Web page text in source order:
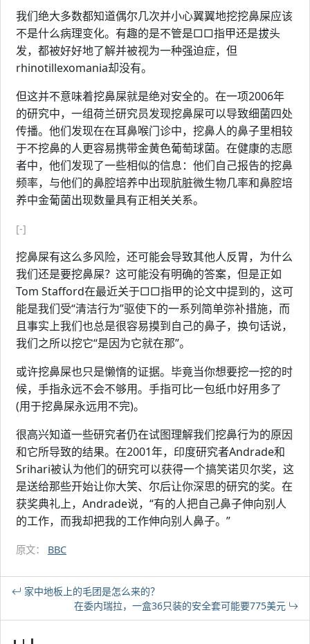
我们绝大多数都知道偶尔几次并小心翼翼地挖挖鼻屎应该
不是什么病理变化。有趣的是不管是□□指甲还是拔头
发，都被好好地了解并被视为一种强迫症，但
rhinotillexomania却没有。
但这并不意味着挖鼻屎就是绝对安全的。在一项2006年
的研究中，一组荷兰研究员发现挖鼻屎可以导致细菌四处
传播。他们发现在在耳鼻喉门诊中，挖鼻人的鼻子里相较
于不挖鼻的人更容易携带金黄色葡萄球菌。在健康的志愿
者中，他们发现了一些相似的信息：他们自己报告的挖鼻
频率，与他们的鼻腔培养中出现肮脏微生物几率和鼻腔培
养中金葡菌出现数量具有正相关关系。
[-]
挖鼻屎有这么多风险，还可能会导致其他人反胃，为什么
我们还是要挖鼻屎？这可能没有明确的答案，但是正如
Tom Stafford在最近关于□□指甲的论文中提到的，这可
能是我们受“清洁行为”驱使下的一系列简单弥补措施，而
且事实上我们也总是很容易摸到自己的鼻子，换句话说，
我们之所以挖它“是因为它就在那”。
或许挖鼻屎也只是懒惰的证据。毕竟当你想要挖一挖的时
候，手指永远不会不够用。手指可比一包纸巾好用多了
(用于挖鼻屎永远用不完)。
很高兴知道一些研究者仍在试图理解我们挖鼻行为的原因
和它所导致的结果。在2001年，印度研究者Andrade和
Srihari被认为他们的研究可以获得一个搞笑诺贝尔奖，这
是送给那些开始让你大笑、尔后让你深思的研究的奖。在
获奖典礼上，Andrade说，“有的人把自己鼻子伸向别人
的工作，而我却把我的工作伸向别人鼻子。”
原文： BBC
家中地板上的毛团是怎么来的？
在委内瑞拉，一盒36只装的安全套可能要775美元